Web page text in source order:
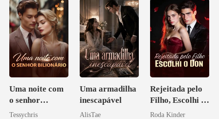
Uma noite com
o senhor
Bilionário
Tessychris
Uma armadilha
inescapável
AlisTae
Rejeitada pelo
Filho, Escolhi o
Don
Roda Kinder